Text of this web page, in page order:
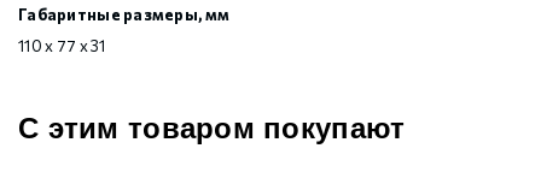
Габаритные размеры, мм
110 х 77 х 31
С этим товаром покупают